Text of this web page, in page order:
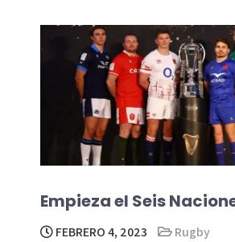
Empieza el Seis
FEBRERO 4, 2023
Rugby